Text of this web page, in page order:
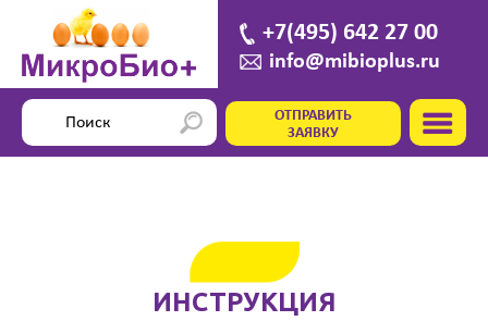
+7(495) 642 27 00
info@mibioplus.ru
ОТПРАВИТЬ
ЗАЯВКУ
ИНСТРУКЦИЯ